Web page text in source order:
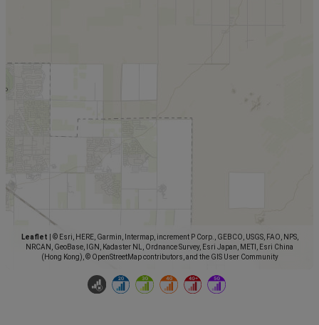
Leaflet
© Esri, HERE, Garmin, Intermap, increment P Corp., GEBCO, USGS, FAO, NPS,
NRCAN, GeoBase, IGN, Kadaster NL, Ordnance Survey, Esri Japan, METI, Esri China
(Hong Kong), © OpenStreetMap contributors, and the GIS User Community